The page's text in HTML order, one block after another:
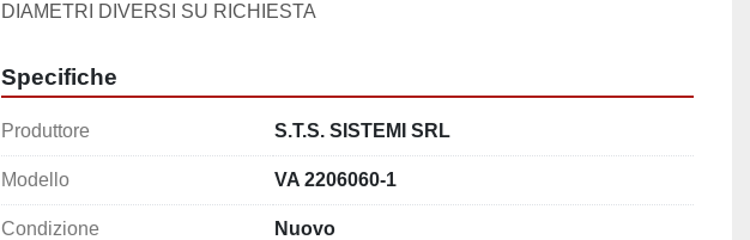
DIAMETRI DIVERSI SU RICHIESTA
Specifiche
Produttore S.T.S. SISTEMI SRL
Modello VA 2206060-1
Condizione Nuovo